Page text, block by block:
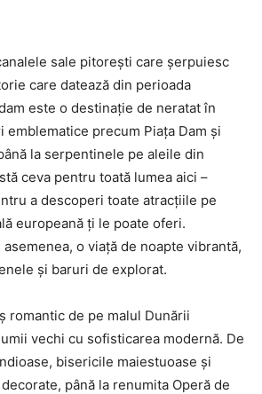
sale pitorești care șerpuiesc
care datează din perioada
este o destinație de neratat în
emblematice precum Piața Dam și
la serpentinele pe aleile din
ceva pentru toată lumea aici –
a descoperi toate atracțiile pe
europeană ți le poate oferi.
o viață de noapte vibrantă,
și baruri de explorat.
romantic de pe malul Dunării
vechi cu sofisticarea modernă. De
bisericile maiestuoase și
până la renumita Operă de